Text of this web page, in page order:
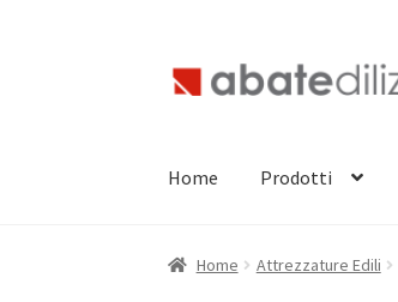
Vai
alla
Vai
al
Home Prodotti
Home Attrezzature Edili